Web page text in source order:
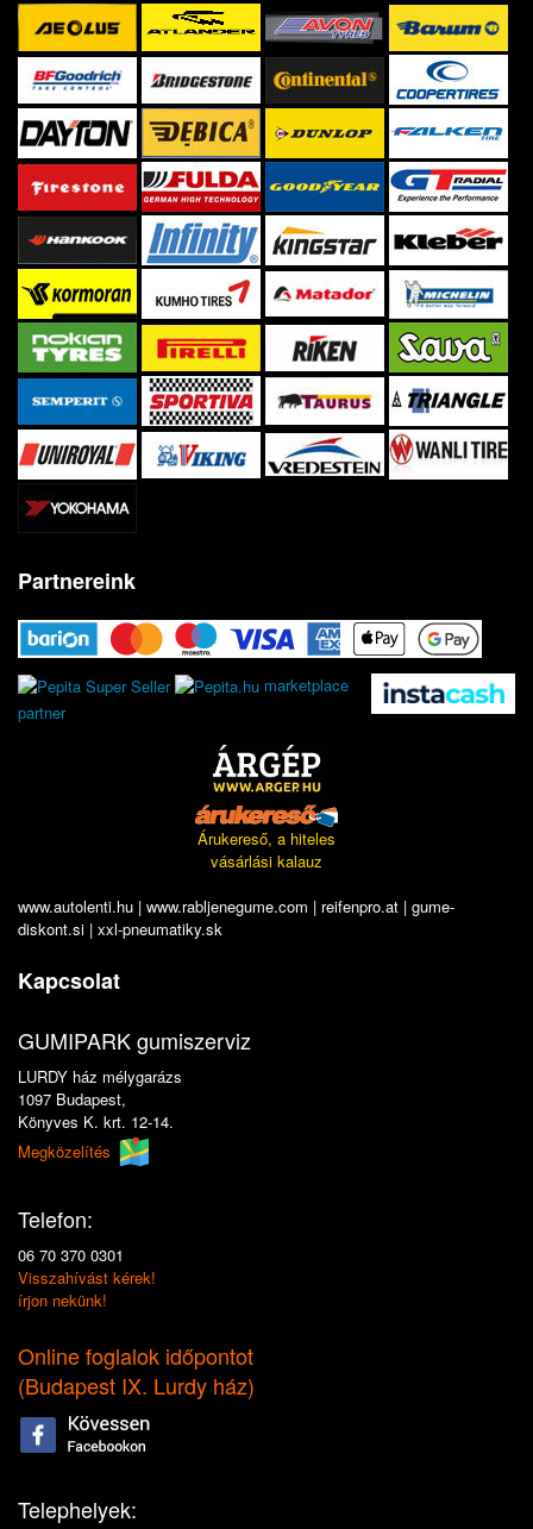
Partnereink
marketplace
partner
Árukereső, a hiteles
vásárlási kalauz
www.autolenti.hu | www.rabljenegume.com | reifenpro.at | gume-
diskont.si | xxl-pneumatiky.sk
Kapcsolat
GUMIPARK gumiszerviz
LURDY ház mélygarázs
1097 Budapest,
Könyves K. krt. 12-14.
Megközelítés
Telefon:
06 70 370 0301
Visszahívást kérek!
írjon nekünk!
Online foglalok időpontot
(Budapest IX. Lurdy ház)
Telephelyek: